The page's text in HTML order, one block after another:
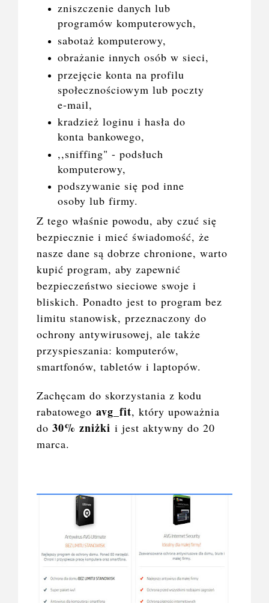
zniszczenie danych lub
programów komputerowych,
sabotaż komputerowy,
obrażanie innych osób w sieci,
przejęcie konta na profilu
społecznościowym lub poczty
e-mail,
kradzież loginu i hasła do
konta bankowego,
,,sniffing" - podsłuch
komputerowy,
podszywanie się pod inne
osoby lub firmy.
Z tego właśnie powodu, aby czuć się
bezpiecznie i mieć świadomość, że
nasze dane są dobrze chronione, warto
kupić program, aby zapewnić
bezpieczeństwo sieciowe swoje i
bliskich. Ponadto jest to program bez
limitu stanowisk, przeznaczony do
ochrony antywirusowej, ale także
przyspieszania: komputerów,
smartfonów, tabletów i laptopów.
Zachęcam do skorzystania z kodu
rabatowegoavg_fit, który upoważnia
do30% zniżki i jest aktywny do 20
marca.